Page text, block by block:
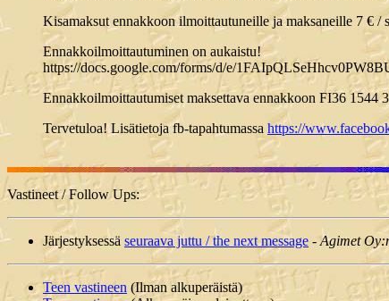
Kisamaksut ennakkoon ilmoittautuneille ja maksaneille 7 € /
Ennakkoilmoittautuminen on aukaistu!
https://docs.google.com/forms/d/e/
Ennakkoilmoittautumiset maksettava ennakkoon FI36 1544
Tervetuloa! Lisätietoja fb-tapahtumassa https://
Vastineet / Follow Ups:
Järjestyksessä seuraava juttu / the next message -Agimet
Teen vastineen (Ilman alkuperäistä)